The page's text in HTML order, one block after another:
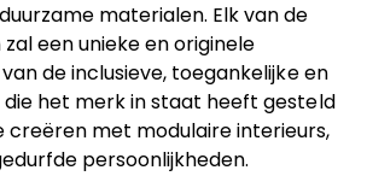
materialen. Elk van de
een unieke en originele
de inclusieve, toegankelijke en
die het merk in staat heeft gesteld
creëren met modulaire interieurs,
persoonlijkheden.